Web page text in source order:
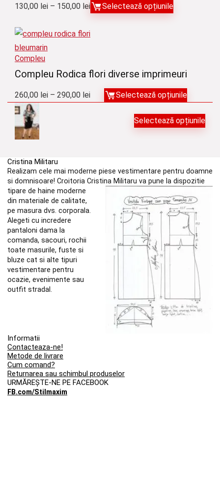
130,00 lei – 150,00 leiInterval
prețuri:
la
150,00 lei
Selectează opțiunile
Compleu
Compleu Rodica flori diverse imprimeuri
260,00 lei – 290,00 leiInterval
290,00 lei
Selectează opțiunile
Selectează opțiunile
Cristina Militaru
Realizam cele mai moderne piese vestimentare pentru doamne
si domnisoare! Croitoria Cristina Militaru va pune la dispozitie
tipare de haine moderne
din materiale de calitate,
pe masura dvs. corporala.
Alegeti cu incredere
pantaloni dama la
comanda, sacouri, rochii
toate masurile, fuste si
bluze cat si alte tipuri
vestimentare pentru
ocazie, evenimente sau
outfit stradal.
Informatii
Contacteaza-ne!
Metode de livrare
Cum comand?
Returnarea sau schimbul produselor
URMĂREȘTE-NE PE FACEBOOK
FB.com/Stilmaxim